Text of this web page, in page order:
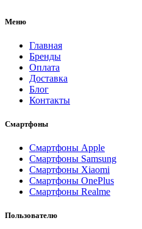
Меню
Главная
Бренды
Оплата
Доставка
Блог
Контакты
Смартфоны
Смартфоны Apple
Смартфоны Samsung
Смартфоны Xiaomi
Смартфоны OnePlus
Смартфоны Realme
Пользователю